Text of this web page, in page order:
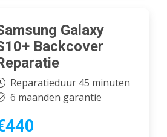
Galaxy
Backcover
Reparatieduur 45 minuten
6 maanden garantie